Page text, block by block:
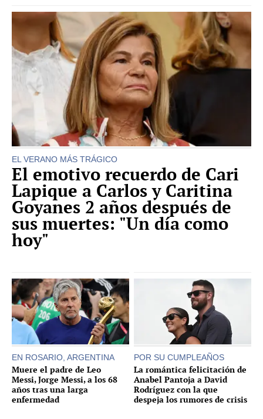
EL VERANO MÁS TRÁGICO
El emotivo recuerdo de Cari
Lapique a Carlos y Caritina
Goyanes 2 años después de
sus muertes: "Un día como
hoy"
EN ROSARIO, ARGENTINA
Muere el padre de Leo
Messi, Jorge Messi, a los 68
años tras una larga
enfermedad
POR SU CUMPLEAÑOS
La romántica felicitación de
Anabel Pantoja a David
Rodríguez con la que
despeja los rumores de crisis